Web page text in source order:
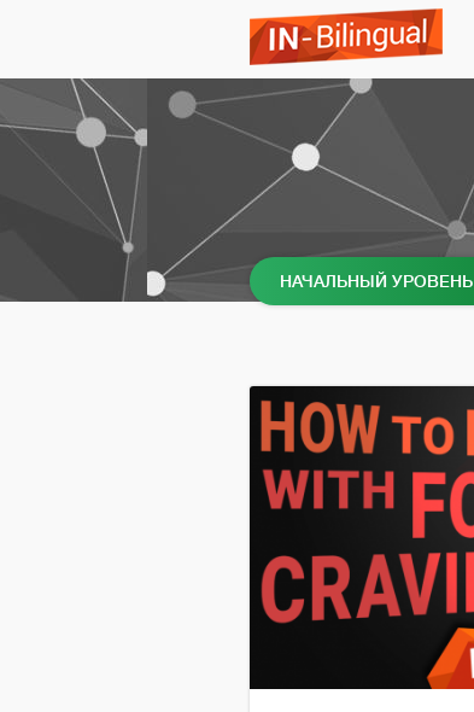
НАЧАЛЬНЫЙ УРОВЕНЬ